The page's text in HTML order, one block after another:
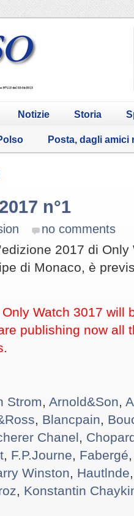
Notizie Storia
Posta, dagli amici
n°1
no comments
2017 di
di Monaco, è
Only Watch 3017 will
publishing now all
Strom Arnold&Son
Blancpain
Chanel
F.P.Journe Fabergé
Winston Hautlnde
Konstantin